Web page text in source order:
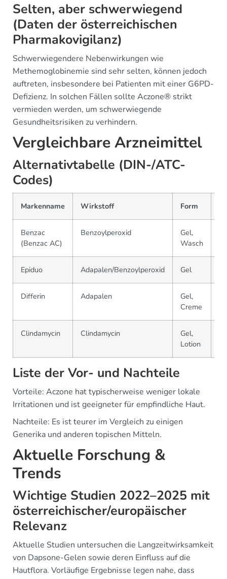
Selten, aber schwerwiegend
(Daten der österreichischen
Pharmakovigilanz)
Schwerwiegendere Nebenwirkungen wie
Methemoglobinemie sind sehr selten, können jedoch
auftreten, insbesondere bei Patienten mit einer G6PD-
Defizienz. In solchen Fällen sollte Aczone® strikt
vermieden werden, um schwerwiegende
Gesundheitsrisiken zu verhindern.
Vergleichbare Arzneimittel
Alternativtabelle (DIN-/ATC-
Codes)
Markenname Wirkstoff Form
Benzac
(Benzac AC)
Benzoylperoxid
Gel,
Wasch
Epiduo Adapalen/Benzoylperoxid Gel
Differin Adapalen
Gel,
Creme
Clindamycin Clindamycin
Gel,
Lotion
Liste der Vor- und Nachteile
Vorteile: Aczone hat typischerweise weniger lokale
Irritationen und ist geeigneter für empfindliche Haut.
Nachteile: Es ist teurer im Vergleich zu einigen
Generika und anderen topischen Mitteln.
Aktuelle Forschung &
Trends
Wichtige Studien 2022–2025 mit
österreichischer/europäischer
Relevanz
Aktuelle Studien untersuchen die Langzeitwirksamkeit
von Dapsone-Gelen sowie deren Einfluss auf die
Hautflora. Vorläufige Ergebnisse legen nahe, dass